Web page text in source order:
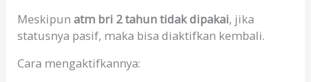
Meskipunatm bri 2 tahun tidak dipakai, jika
statusnya pasif, maka bisa diaktifkan kembali.
Cara mengaktifkannya: